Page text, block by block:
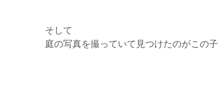
そして
庭の写真を撮っていて見つけたのがこの子